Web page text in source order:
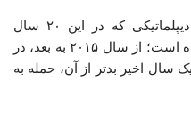
وی ادامه داد: آمریکا در هر روند دیپلماتیکی که در این ۲۰ سال
مشارکت کرده، مرتکب بدعهدی شده است؛ از سال ۲۰۱۵ به بعد، در
یک سال اخیر بدتر از آن، حمله به